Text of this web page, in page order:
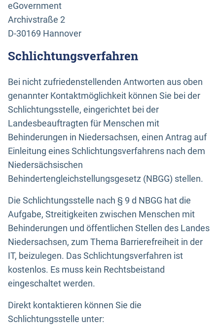
eGovernment
Archivstraße 2
D-30169 Hannover
Schlichtungsverfahren
Bei nicht zufriedenstellenden Antworten aus oben
genannter Kontaktmöglichkeit können Sie bei der
Schlichtungsstelle, eingerichtet bei der
Landesbeauftragten für Menschen mit
Behinderungen in Niedersachsen, einen Antrag auf
Einleitung eines Schlichtungsverfahrens nach dem
Niedersächsischen
Behindertengleichstellungsgesetz (NBGG) stellen.
Die Schlichtungsstelle nach § 9 d NBGG hat die
Aufgabe, Streitigkeiten zwischen Menschen mit
Behinderungen und öffentlichen Stellen des Landes
Niedersachsen, zum Thema Barrierefreiheit in der
IT, beizulegen. Das Schlichtungsverfahren ist
kostenlos. Es muss kein Rechtsbeistand
eingeschaltet werden.
Direkt kontaktieren können Sie die
Schlichtungsstelle unter: